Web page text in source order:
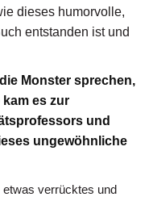
dieses humorvolle,
entstanden ist und
Monster sprechen,
es zur
und
ungewöhnliche
verrücktes und